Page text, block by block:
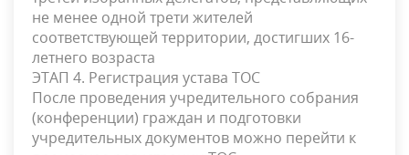
не менее одной трети жителей
соответствующей территории, достигших 16-
летнего возраста
ЭТАП 4. Регистрация устава ТОС
После проведения учредительного собрания
(конференции) граждан и подготовки
учредительных документов можно перейти к